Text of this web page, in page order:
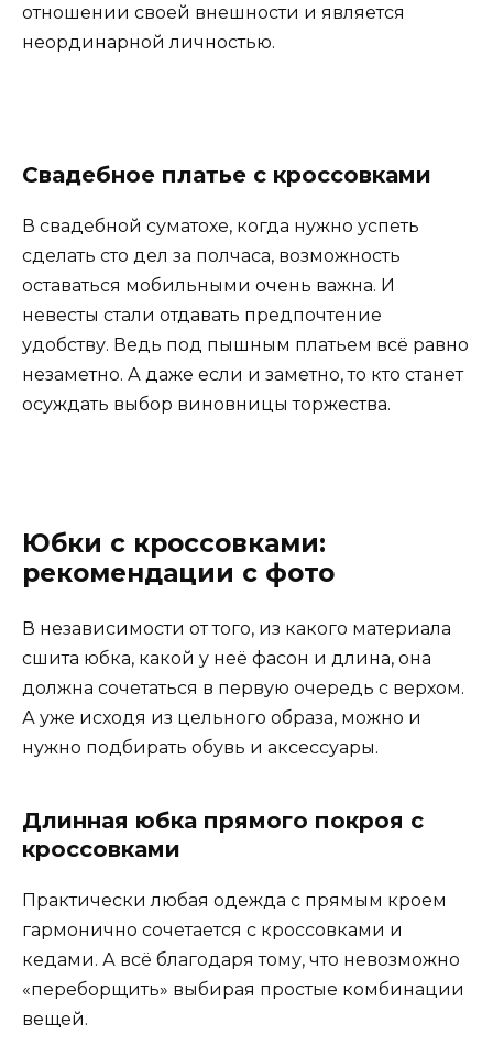
отношении своей внешности и является
неординарной личностью.
Свадебное платье с кроссовками
В свадебной суматохе, когда нужно успеть
сделать сто дел за полчаса, возможность
оставаться мобильными очень важна. И
невесты стали отдавать предпочтение
удобству. Ведь под пышным платьем всё равно
незаметно. А даже если и заметно, то кто станет
осуждать выбор виновницы торжества.
Юбки с кроссовками:
рекомендации с фото
В независимости от того, из какого материала
сшита юбка, какой у неё фасон и длина, она
должна сочетаться в первую очередь с верхом.
А уже исходя из цельного образа, можно и
нужно подбирать обувь и аксессуары.
Длинная юбка прямого покроя с
кроссовками
Практически любая одежда с прямым кроем
гармонично сочетается с кроссовками и
кедами. А всё благодаря тому, что невозможно
«переборщить» выбирая простые комбинации
вещей.